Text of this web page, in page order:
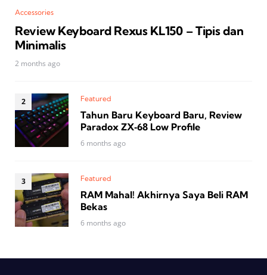
Accessories
Review Keyboard Rexus KL150 – Tipis dan
Minimalis
2 months ago
Featured
Tahun Baru Keyboard Baru, Review
Paradox ZX‑68 Low Profile
6 months ago
Featured
RAM Mahal! Akhirnya Saya Beli RAM
Bekas
6 months ago